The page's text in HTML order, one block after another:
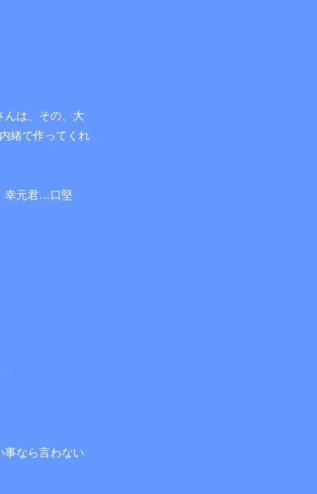
は、その、大
緒で作ってくれ
幸元君…口堅
事なら言わない